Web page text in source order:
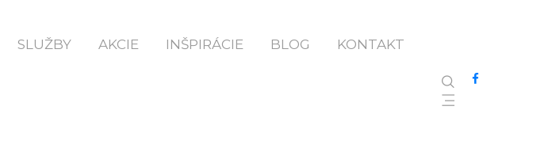
SLUŽBY AKCIE INŠPIRÁCIE BLOG KONTAKT
DMX 110